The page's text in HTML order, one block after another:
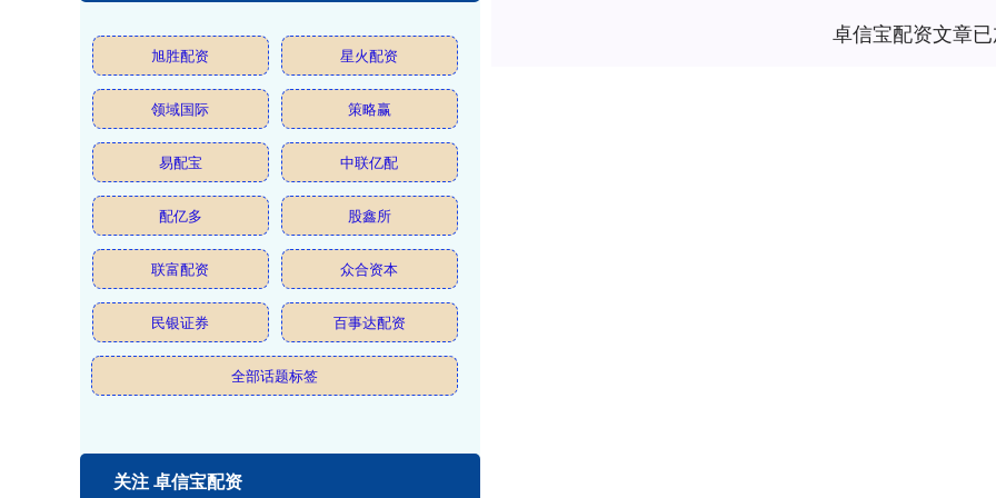
卓信宝配资文章
旭胜配资 星火配资
领域国际 策略赢
易配宝 中联亿配
配亿多 股鑫所
联富配资 众合资本
民银证券 百事达配资
全部话题标签
关注 卓信宝配资